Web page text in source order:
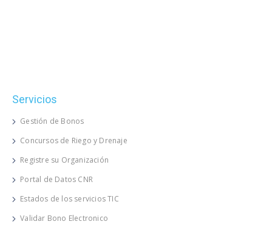
Servicios
Gestión de Bonos
Concursos de Riego y Drenaje
Registre su Organización
Portal de Datos CNR
Estados de los servicios TIC
Validar Bono Electronico